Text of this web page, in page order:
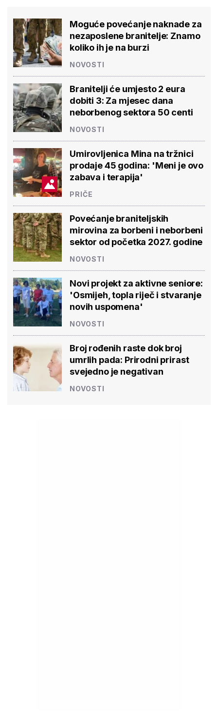
Moguće povećanje naknade za
nezaposlene branitelje: Znamo
koliko ih je na burzi
NOVOSTI
Branitelji će umjesto 2 eura
dobiti 3: Za mjesec dana
neborbenog sektora 50 centi
NOVOSTI
Umirovljenica Mina na tržnici
prodaje 45 godina: 'Meni je ovo
zabava i terapija'
PRIČE
Povećanje braniteljskih
mirovina za borbeni i neborbeni
sektor od početka 2027. godine
NOVOSTI
Novi projekt za aktivne seniore:
'Osmijeh, topla riječ i stvaranje
novih uspomena'
NOVOSTI
Broj rođenih raste dok broj
umrlih pada: Prirodni prirast
svejedno je negativan
NOVOSTI